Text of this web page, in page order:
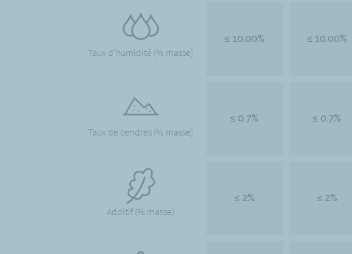
Taux d'humidité (% masse)
≤ 10.00% ≤ 10.00%
Taux de cendres (% masse)
≤ 0.7% ≤ 0.7%
Additif (% masse)
≤ 2% ≤ 2%